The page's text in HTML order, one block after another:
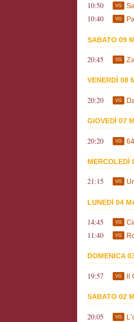
10:50 VG
10:40 VG
SABATO 09
20:45 VG
VENERDÌ 08
20:20 VG
GIOVEDÌ 07
20:20 VG
MERCOLEDÌ
21:15 VG
LUNEDÌ 04
14:45 VG
11:40 VG
DOMENICA
19:57 VG Il
SABATO 02
20:05 VG